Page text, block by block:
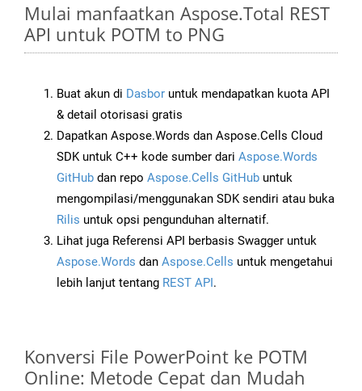
Mulai manfaatkan Aspose.Total REST
API untuk POTM to PNG
Buat akun di Dasbor untuk mendapatkan kuota API
& detail otorisasi gratis
Dapatkan Aspose.Words dan Aspose.Cells Cloud
SDK untuk C++ kode sumber dari Aspose.Words
GitHub dan repo Aspose.Cells GitHub untuk
mengompilasi/menggunakan SDK sendiri atau buka
Rilis untuk opsi pengunduhan alternatif.
Lihat juga Referensi API berbasis Swagger untuk
Aspose.Words dan Aspose.Cells untuk mengetahui
lebih lanjut tentang REST API.
Konversi File PowerPoint ke POTM
Online: Metode Cepat dan Mudah